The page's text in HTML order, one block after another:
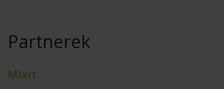
Partnerek
Mixit